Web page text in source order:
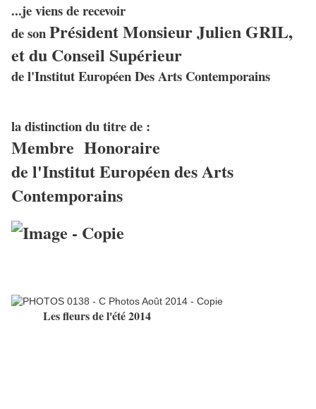
...je viens de recevoir
de sonPrésident Monsieur Julien GRIL,
et du Conseil Supérieur
de l'Institut Européen Des Arts Contemporains
la distinction du titre de :
Membre Honoraire
de l'Institut Européen des Arts
Contemporains
Les fleurs de l'été 2014